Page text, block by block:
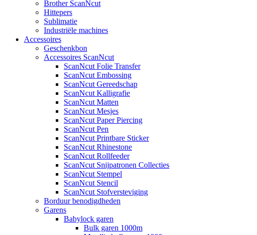
Brother ScanNcut
Hittepers
Sublimatie
Industriële machines
Accessoires
Geschenkbon
Accessoires ScanNcut
ScanNcut Folie Transfer
ScanNcut Embossing
ScanNcut Gereedschap
ScanNcut Kalligrafie
ScanNcut Matten
ScanNcut Mesjes
ScanNcut Paper Piercing
ScanNcut Pen
ScanNcut Printbare Sticker
ScanNcut Rhinestone
ScanNcut Rollfeeder
ScanNcut Snijpatronen Collecties
ScanNcut Stempel
ScanNcut Stencil
ScanNcut Stofversteviging
Borduur benodigdheden
Garens
Babylock garen
Bulk garen 1000m